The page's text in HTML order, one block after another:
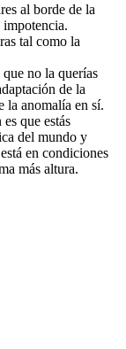
al borde de la
impotencia.
tal como la
no la querías
de la
la anomalía en sí.
que estás
del mundo y
en condiciones
más altura.